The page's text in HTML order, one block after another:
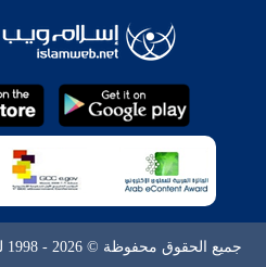
جميع الحقوق محفوظة © 2026 - 1998 لشبكة إسلام ويب